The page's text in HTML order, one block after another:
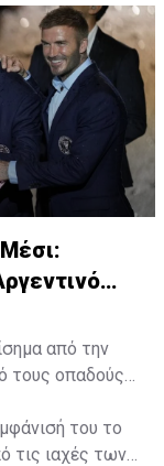
από την
τους οπαδούς
του το
τις ιαχές των